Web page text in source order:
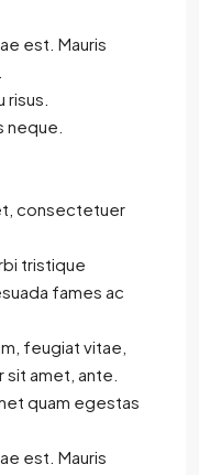
est. Mauris
neque.
consectetuer
tristique
fames ac
feugiat vitae,
amet, ante.
quam egestas
est. Mauris